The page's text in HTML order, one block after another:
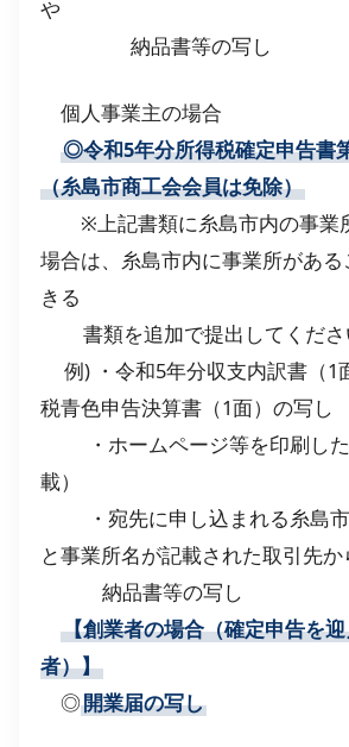
や
納品書等の写し
個人事業主の場合
◎令和5年分所得税確定申告書
（糸島市商工会会員は免除）
※上記書類に糸島市内の事業
場合は、糸島市内に事業所があ
きる
書類を追加で提出してくださ
例) ・令和5年分収支内訳書（1
税青色申告決算書（1面）の写し
・ホームページ等を印刷した
載）
・宛先に申し込まれる糸島市
と事業所名が記載された取引先
納品書等の写し
【創業者の場合（確定申告を
者）】
◎開業届の写し